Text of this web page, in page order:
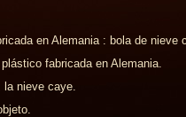
en Alemania : bola de nieve
fabricada en Alemania.
la nieve caye.